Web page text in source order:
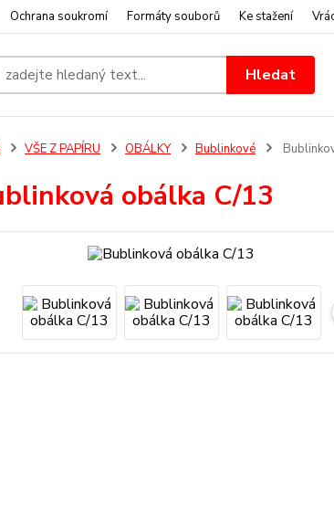
Ochrana soukromí Formáty souborů Ke stažení
Hledat
VŠE Z PAPÍRU OBÁLKY Bublinkové
obálka C/13